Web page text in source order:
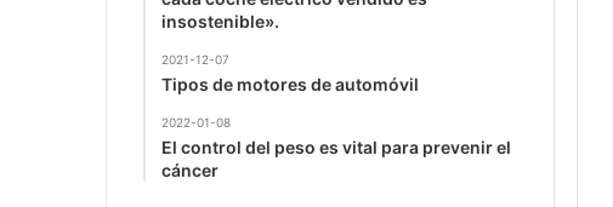
insostenible».
2021-12-07
Tipos de motores de automóvil
2022-01-08
El control del peso es vital para prevenir el
cáncer